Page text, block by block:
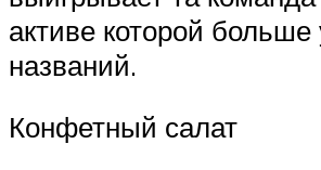
активе которой больше
названий.
Конфетный салат